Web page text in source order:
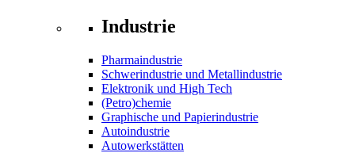
Industrie
Pharmaindustrie
Schwerindustrie und Metallindustrie
Elektronik und High Tech
(Petro)chemie
Graphische und Papierindustrie
Autoindustrie
Autowerkstätten